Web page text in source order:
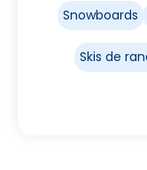
Snowboards
Skis de